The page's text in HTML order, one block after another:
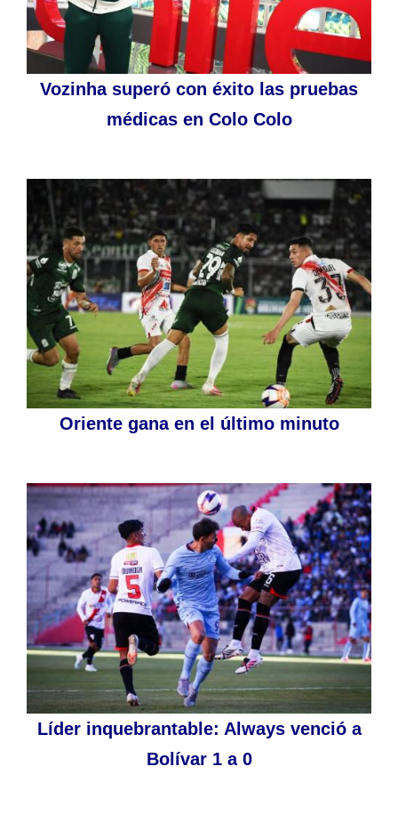
Vozinha superó con éxito las pruebas
médicas en Colo Colo
Oriente gana en el último minuto
Líder inquebrantable: Always venció a
Bolívar 1 a 0